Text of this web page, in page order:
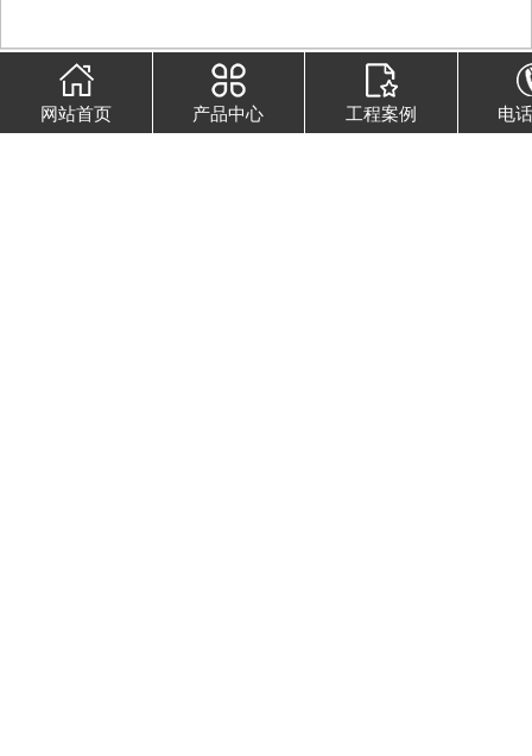
网站首页 产品中心 工程案例 电